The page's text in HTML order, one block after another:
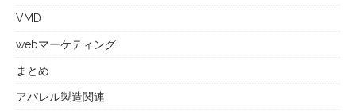
VMD
webマーケティング
まとめ
アパレル製造関連